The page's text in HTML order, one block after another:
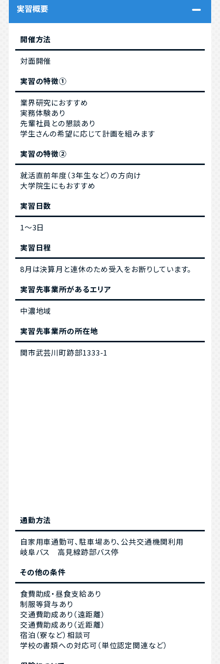
実習概要
開催方法
対面開催
実習の特徴①
業界研究におすすめ
実務体験あり
先輩社員との懇談あり
学生さんの希望に応じて計画を組みます
実習の特徴②
就活直前年度（3年生など）の方向け
大学院生にもおすすめ
実習日数
1～3日
実習日程
8月は決算月と連休のため受入をお断りしています。
実習先事業所があるエリア
中濃地域
実習先事業所の所在地
関市武芸川町跡部1333-1
通勤方法
自家用車通勤可、駐車場あり、公共交通機関利用
岐阜バス 高見線跡部バス停
その他の条件
食費助成・昼食支給あり
制服等貸与あり
交通費助成あり（遠距離）
交通費助成あり（近距離）
宿泊（寮など）相談可
学校の書類への対応可（単位認定関連など）